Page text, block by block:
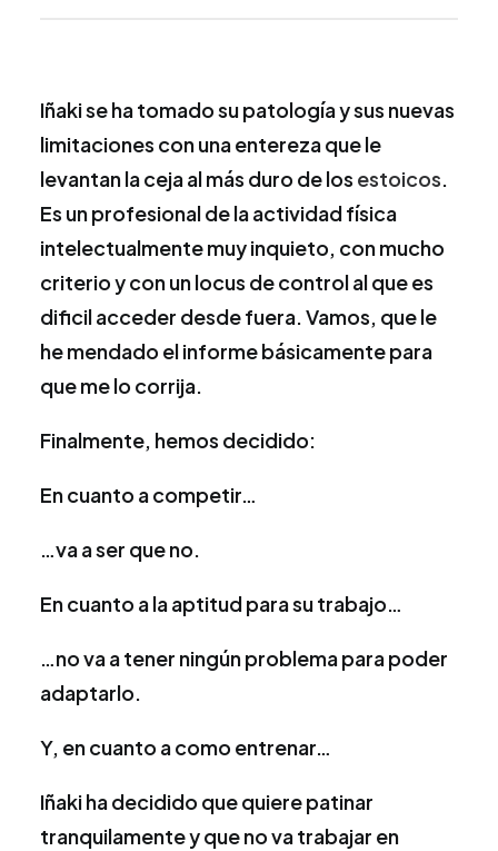
Iñaki se ha tomado su patología y sus nuevas
limitaciones con una entereza que le
levantan la ceja al más duro de los estoicos.
Es un profesional de la actividad física
intelectualmente muy inquieto, con mucho
criterio y con un locus de control al que es
dificil acceder desde fuera. Vamos, que le
he mendado el informe básicamente para
que me lo corrija.
Finalmente, hemos decidido:
En cuanto a competir…
…va a ser que no.
En cuanto a la aptitud para su trabajo…
…no va a tener ningún problema para poder
adaptarlo.
Y, en cuanto a como entrenar…
Iñaki ha decidido que quiere patinar
tranquilamente y que no va trabajar en